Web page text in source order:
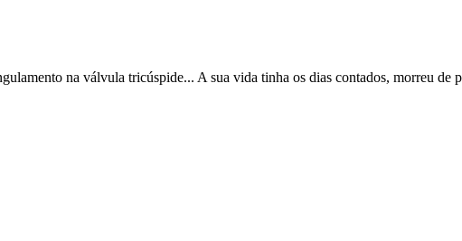
na válvula tricúspide... A sua vida tinha os dias contados, morreu de